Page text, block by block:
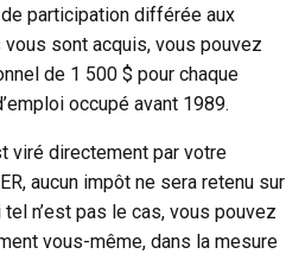
participation différée aux
sont acquis, vous pouvez
de 1 500 $ pour chaque
occupé avant 1989.
viré directement par votre
aucun impôt ne sera retenu sur
n’est pas le cas, vous pouvez
vous-même, dans la mesure